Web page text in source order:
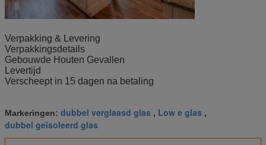
Verpakking & Levering
Verpakkingsdetails
Gebouwde Houten Gevallen
Levertijd
Verscheept in 15 dagen na betaling
Markeringen: dubbel verglaasd glas , Low e glas ,
dubbel geïsoleerd glas